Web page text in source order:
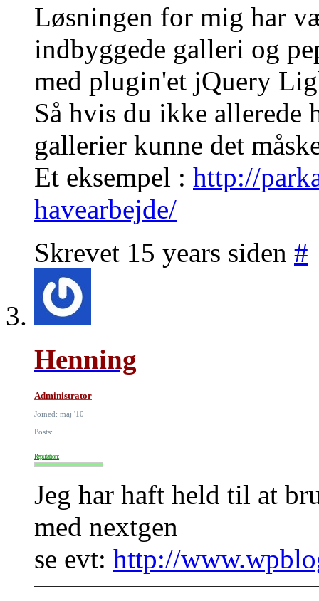
Løsningen for mig har
indbyggede galleri og
med plugin'et jQuery
Så hvis du ikke allerede
gallerier kunne det
Et eksempel : http://
havearbejde/
Skrevet 15 years siden #
Henning
Administrator
Joined: maj '10
Posts:
Reputation:
Jeg har haft held til at
med nextgen
se evt: http://